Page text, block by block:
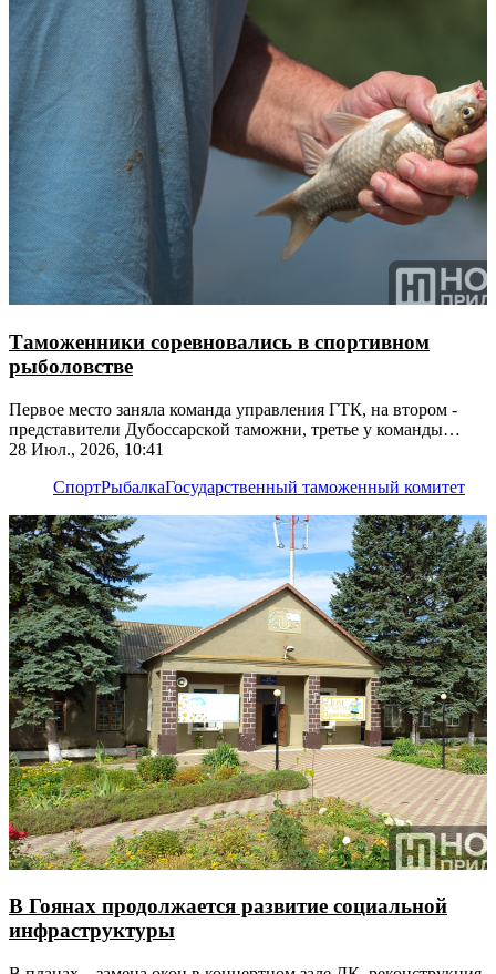
Таможенники соревновались в спортивном
рыболовстве
Первое место заняла команда управления ГТК, на втором -
представители Дубоссарской таможни, третье у команды
Тирасполя
28 Июл., 2026, 10:41
СпортРыбалкаГосударственный таможенный комитет
В Гоянах продолжается развитие социальной
инфраструктуры